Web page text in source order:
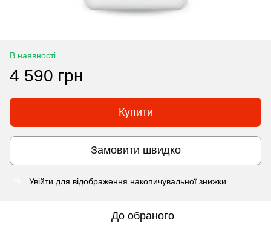
В наявності
4 590 грн
Купити
Замовити швидко
Увійти для відображення накопичувальної знижки
До обраного